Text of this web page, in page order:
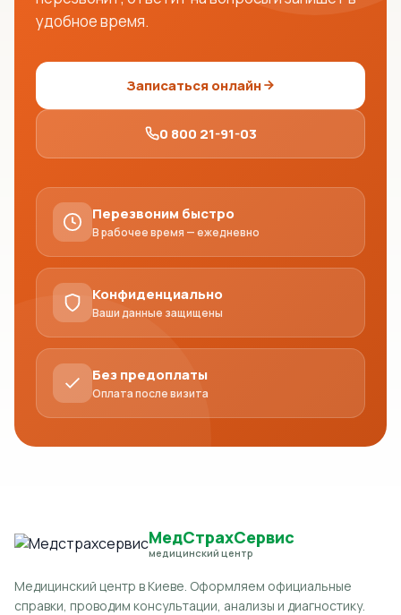
удобное время.
Записаться онлайн
0 800 21-91-03
Перезвоним быстро
В рабочее время — ежедневно
Конфиденциально
Ваши данные защищены
Без предоплаты
Оплата после визита
МедСтрахСервис
медицинский центр
Медицинский центр в Киеве. Оформляем официальные
справки, проводим консультации, анализы и диагностику.